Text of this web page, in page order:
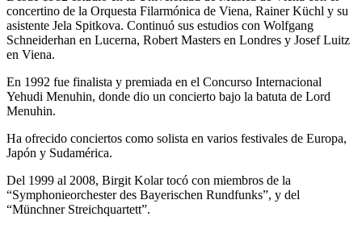
concertino de la Orquesta Filarmónica de Viena, Rainer Küchl y su
asistente Jela Spitkova. Continuó sus estudios con Wolfgang
Schneiderhan en Lucerna, Robert Masters en Londres y Josef Luitz
en Viena.
En 1992 fue finalista y premiada en el Concurso Internacional
Yehudi Menuhin, donde dio un concierto bajo la batuta de Lord
Menuhin.
Ha ofrecido conciertos como solista en varios festivales de Europa,
Japón y Sudamérica.
Del 1999 al 2008, Birgit Kolar tocó con miembros de la
“Symphonieorchester des Bayerischen Rundfunks”, y del
“Münchner Streichquartett”.